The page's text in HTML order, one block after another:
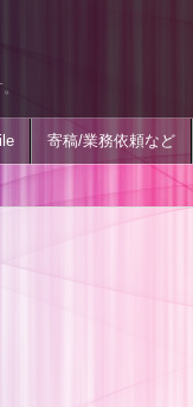
寄稿/業務依頼など